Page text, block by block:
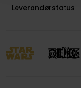
Leverandørstatus